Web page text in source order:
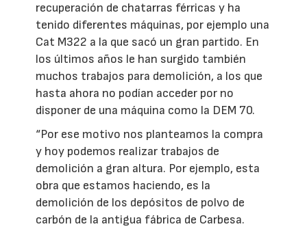
recuperación de chatarras férricas y ha
tenido diferentes máquinas, por ejemplo una
Cat M322 a la que sacó un gran partido. En
los últimos años le han surgido también
muchos trabajos para demolición, a los que
hasta ahora no podían acceder por no
disponer de una máquina como la DEM 70.
“Por ese motivo nos planteamos la compra
y hoy podemos realizar trabajos de
demolición a gran altura. Por ejemplo, esta
obra que estamos haciendo, es la
demolición de los depósitos de polvo de
carbón de la antigua fábrica de Carbesa.